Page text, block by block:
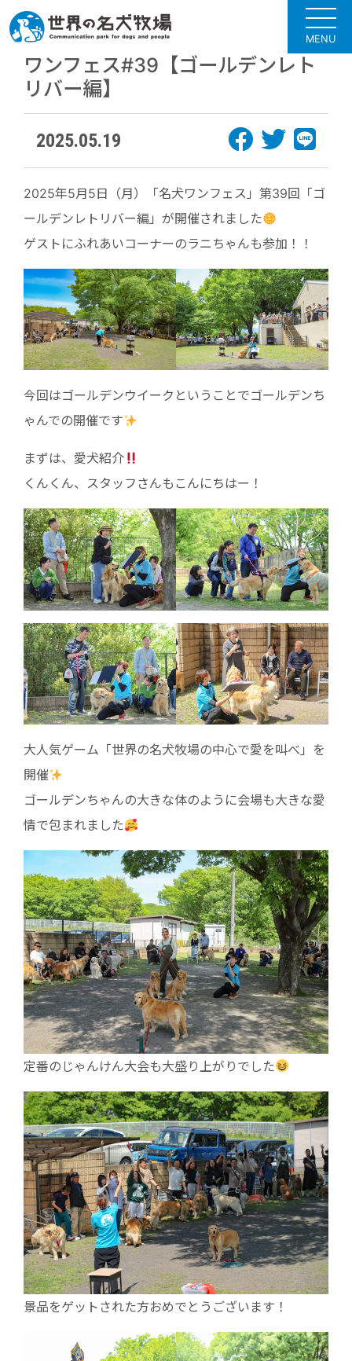
MENU
ワンフェス#39【ゴールデンレト
リバー編】
2025.05.19
2025年5月5日（月）「名犬ワンフェス」第39回「ゴ
ールデンレトリバー編」が開催されました
ゲストにふれあいコーナーのラニちゃんも参加！！
今回はゴールデンウイークということでゴールデンち
ゃんでの開催です
まずは、愛犬紹介
くんくん、スタッフさんもこんにちはー！
大人気ゲーム「世界の名犬牧場の中心で愛を叫べ」を
開催
ゴールデンちゃんの大きな体のように会場も大きな愛
情で包まれました
定番のじゃんけん大会も大盛り上がりでした
景品をゲットされた方おめでとうございます！